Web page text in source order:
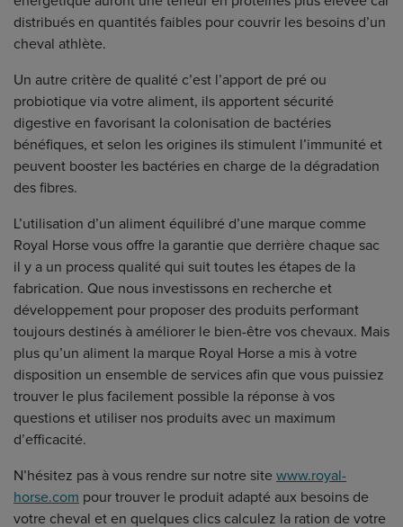
distribués en quantités faibles pour couvrir les besoins d’un
cheval athlète.
Un autre critère de qualité c’est l’apport de pré ou
probiotique via votre aliment, ils apportent sécurité
digestive en favorisant la colonisation de bactéries
bénéfiques, et selon les origines ils stimulent l’immunité et
peuvent booster les bactéries en charge de la dégradation
des fibres.
L’utilisation d’un aliment équilibré d’une marque comme
Royal Horse vous offre la garantie que derrière chaque sac
il y a un process qualité qui suit toutes les étapes de la
fabrication. Que nous investissons en recherche et
développement pour proposer des produits performant
toujours destinés à améliorer le bien-être vos chevaux. Mais
plus qu’un aliment la marque Royal Horse a mis à votre
disposition un ensemble de services afin que vous puissiez
trouver le plus facilement possible la réponse à vos
questions et utiliser nos produits avec un maximum
d’efficacité.
N’hésitez pas à vous rendre sur notre site www.royal-
horse.com pour trouver le produit adapté aux besoins de
votre cheval et en quelques clics calculez la ration de votre